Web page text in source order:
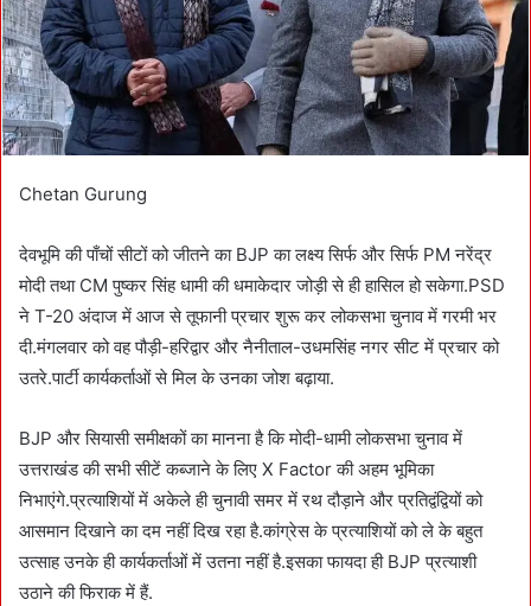
l
Chetan Gurung
देवभूमि की पाँचों सीटों को जीतने का BJP का लक्ष्य सिर्फ और सिर्फ PM नरेंद्र
मोदी तथा CM पुष्कर सिंह धामी की धमाकेदार जोड़ी से ही हासिल हो सकेगा.PSD
ने T-20 अंदाज में आज से तूफानी प्रचार शुरू कर लोकसभा चुनाव में गरमी भर
दी.मंगलवार को वह पौड़ी-हरिद्वार और नैनीताल-उधमसिंह नगर सीट में प्रचार को
उतरे.पार्टी कार्यकर्ताओं से मिल के उनका जोश बढ़ाया.
BJP और सियासी समीक्षकों का मानना है कि मोदी-धामी लोकसभा चुनाव में
उत्तराखंड की सभी सीटें कब्जाने के लिए X Factor की अहम भूमिका
निभाएंगे.प्रत्याशियों में अकेले ही चुनावी समर में रथ दौड़ाने और प्रतिद्वंद्वियों को
आसमान दिखाने का दम नहीं दिख रहा है.कांग्रेस के प्रत्याशियों को ले के बहुत
उत्साह उनके ही कार्यकर्ताओं में उतना नहीं है.इसका फायदा ही BJP प्रत्याशी
उठाने की फिराक में हैं.